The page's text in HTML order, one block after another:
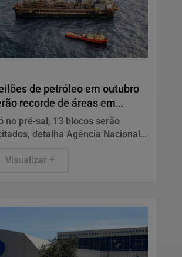
de petróleo em outubro
recorde de áreas em
no pré-sal, 13 blocos serão
detalha Agência Nacional
(ANP).
Visualizar